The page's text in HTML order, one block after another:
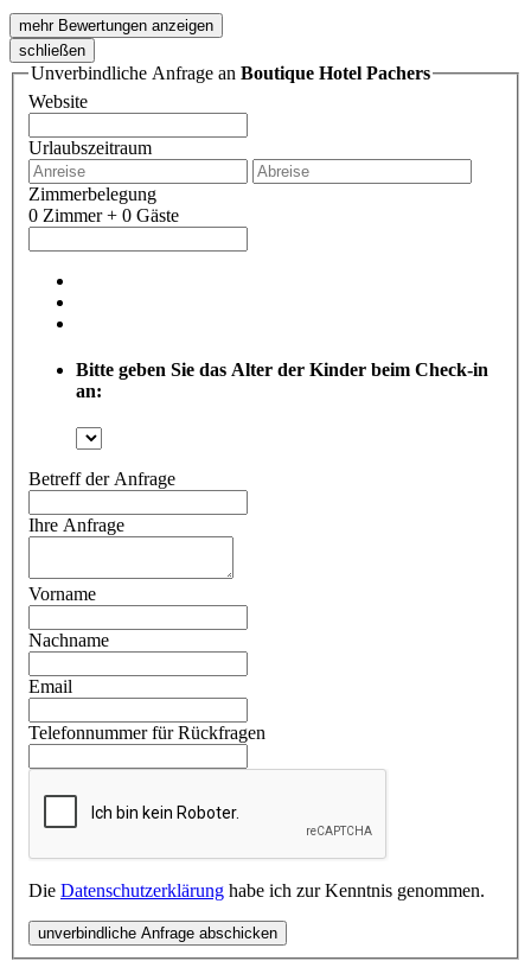
mehr Bewertungen anzeigen
schließen
Unverbindliche Anfrage an Boutique Hotel Pachers
Website
Urlaubszeitraum
Zimmerbelegung
0 Zimmer + 0 Gäste
Bitte geben Sie das Alter der Kinder beim Check-in
an:
Betreff der Anfrage
Ihre Anfrage
Vorname
Nachname
Email
Telefonnummer für Rückfragen
Die Datenschutzerklärung habe ich zur Kenntnis genommen.
unverbindliche Anfrage abschicken